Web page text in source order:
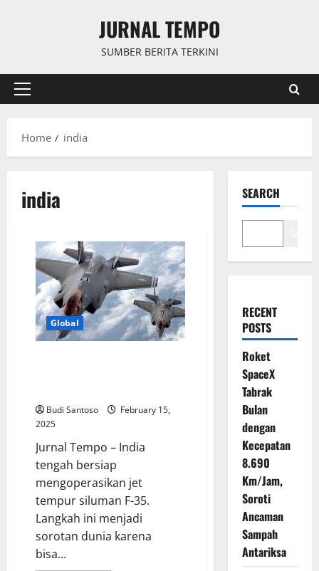
JURNAL TEMPO
SUMBER BERITA TERKINI
Primary
Home
india
india
Global
Budi Santoso
February 15,
2025
Jurnal Tempo – India
tengah bersiap
mengoperasikan jet
tempur siluman F-35.
Langkah ini menjadi
sorotan dunia karena
bisa...
SEARCH
RECENT
POSTS
Roket
SpaceX
Tabrak
Bulan
dengan
Kecepatan
8.690
Km/Jam,
Soroti
Ancaman
Sampah
Antariksa